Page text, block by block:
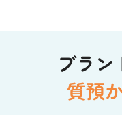
ブラ
質預